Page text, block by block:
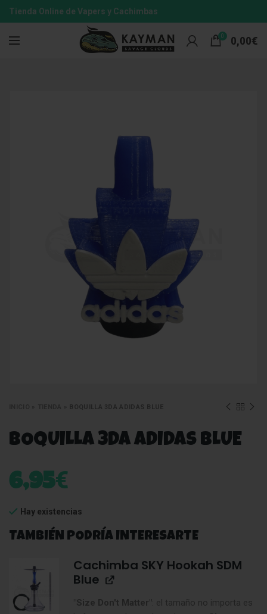
Tienda Online de Vapers y Cachimbas
0 0,00€
BOQUILLA 3DA ADIDAS BLUE
BOQUILLA 3DA ADIDAS BLUE
6,95€
Hay existencias
TAMBIÉN PODRÍA INTERESARTE
Cachimba SKY Hookah SDM
Blue
"Size Don't Matter": el tamaño no importa es